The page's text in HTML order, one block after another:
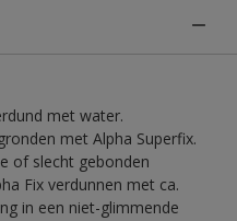
met water.
met Alpha Superfix.
of slecht gebonden
Fix verdunnen met ca.
in een niet-glimmende